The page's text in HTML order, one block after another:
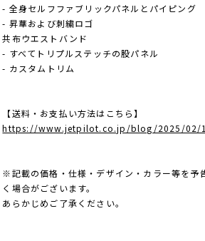
- 全身セルフファブリックパネルとパイピング
- 昇華および刺繍ロゴ
共布ウエストバンド
- すべてトリプルステッチの股パネル
- カスタムトリム
【送料・お支払い方法はこちら】
https://www.jetpilot.co.jp/blog/2025/02/
※記載の価格・仕様・デザイン・カラー等を予
く場合がございます。
あらかじめご了承ください。